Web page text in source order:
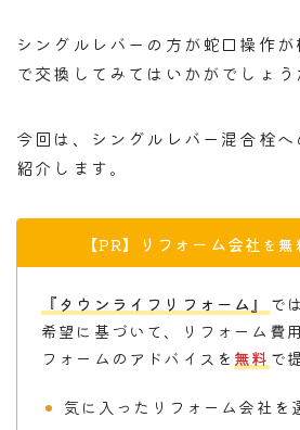
シングルレバーの方が蛇口操作
で交換してみてはいかがでしょう
今回は、シングルレバー混合栓
紹介します。
【PR】 リフォーム会社 を
『タウンライフリフォーム』
で
希望に基づいて、リフォーム費
フォームのアドバイスを 無料 で
気に入ったリフォーム会社を